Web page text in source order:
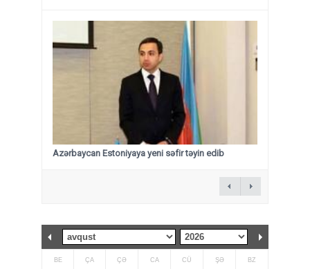
Azərbaycan Estoniyaya yeni səfir təyin edib
BE ÇA ÇƏ CA CÜ ŞƏ BZ